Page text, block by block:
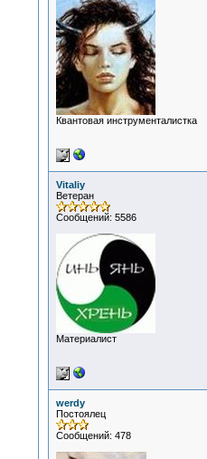
Квантовая инструменталистка
Vitaliy
Ветеран
Сообщений: 5586
Материалист
werdy
Постоялец
Сообщений: 478